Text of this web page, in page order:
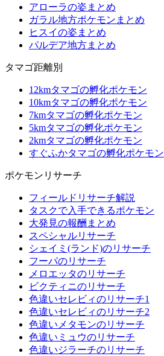
アローラの姿まとめ
ガラル地方ポケモンまとめ
ヒスイの姿まとめ
パルデア地方まとめ
タマゴ距離別
12kmタマゴの孵化ポケモン
10kmタマゴの孵化ポケモン
7kmタマゴの孵化ポケモン
5kmタマゴの孵化ポケモン
2kmタマゴの孵化ポケモン
すぐふかタマゴの孵化ポケモン
ポケモンリサーチ
フィールドリサーチ解説
タスクで入手できるポケモン
大発見の報酬まとめ
スペシャルリサーチ
シェイミ(ランド)のリサーチ
フーパのリサーチ
メロエッタのリサーチ
ビクティニのリサーチ
色違いセレビィのリサーチ1
色違いセレビィのリサーチ2
色違いメタモンのリサーチ
色違いミュウのリサーチ
色違いジラーチのリサーチ